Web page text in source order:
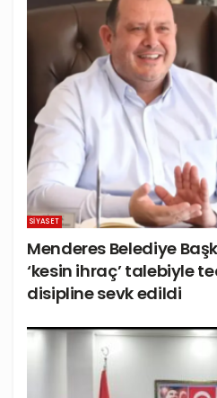
SIYASET
Menderes Belediye
‘kesin ihraç’ talebiyle
disipline sevk edildi